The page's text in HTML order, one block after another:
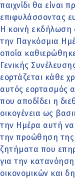
παιχνίδι θα είναι
επιφυλάσσοντας
Η κοινή εκδήλωση
την Παγκόσμια
οποία
Γενικής
εορτάζεται κάθε
αυτός εορτασμός
που αποδίδει η
οικογένεια ως
την Ημέρα αυτή να
την προώθηση της
ζητήματα που
για την
οικονομικών και